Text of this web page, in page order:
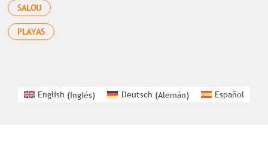
SALOU
PLAYAS
English (Inglés) Deutsch (Alemán) Español